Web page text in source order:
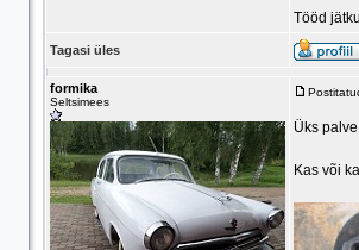
Tööd
Tagasi üles
formika
Seltsimees
Üks
Kas või